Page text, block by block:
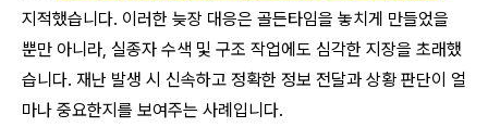
지적했습니다. 이러한 늦장 대응은 골든타임을 놓치게 만들었을
뿐만 아니라, 실종자 수색 및 구조 작업에도 심각한 지장을 초래했
습니다. 재난 발생 시 신속하고 정확한 정보 전달과 상황 판단이 얼
마나 중요한지를 보여주는 사례입니다.